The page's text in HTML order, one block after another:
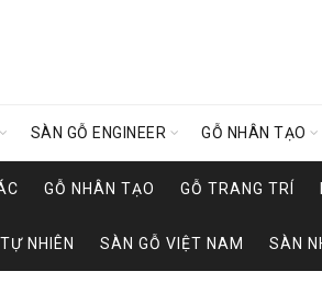
SÀN GỖ ENGINEER GỖ NHÂN TẠO
GỖ NHÂN TẠO GỖ TRANG TRÍ
NHIÊN SÀN GỖ VIỆT NAM SÀN